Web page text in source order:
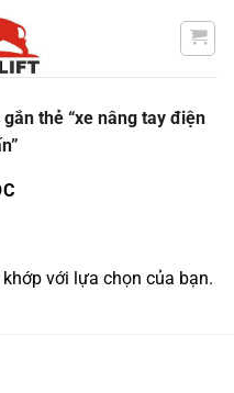
thẻ “xe nâng tay điện
với lựa chọn của bạn.